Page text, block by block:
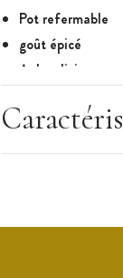
Pot refermable
goût épicé
Aphrodisiaque
Caractéristiques
Marque : La
Conservation :